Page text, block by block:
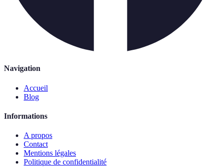
Navigation
Accueil
Blog
Informations
A propos
Contact
Mentions légales
Politique de confidentialité